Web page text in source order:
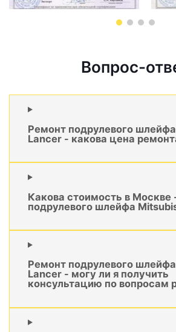
Вопрос-
Ремонт подрулевого
Lancer - какова цена
Какова стоимость в Москве
подрулевого шлейфа
Ремонт подрулевого
Lancer - могу ли я получить
консультацию по вопросам